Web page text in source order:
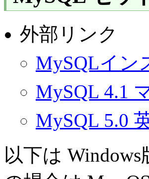
外部リンク
MySQLイン
MySQL 4.1
MySQL 5.0
以下は